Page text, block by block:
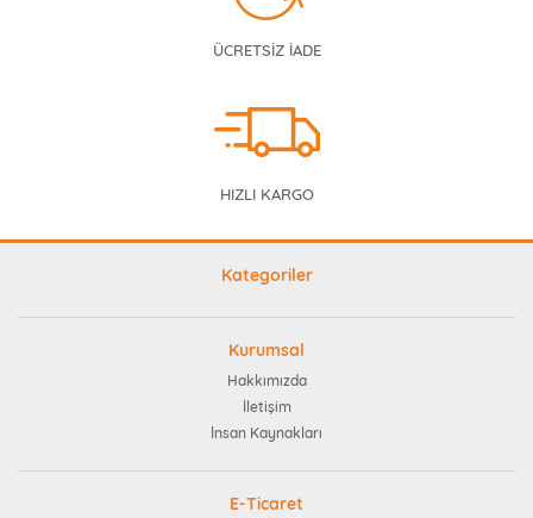
ÜCRETSİZ İADE
HIZLI KARGO
Kategoriler
Kurumsal
Hakkımızda
İletişim
İnsan Kaynakları
E-Ticaret